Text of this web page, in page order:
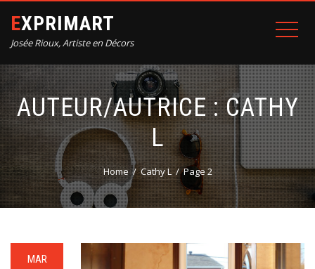
EXPRIMART
Josée Rioux, Artiste en Décors
AUTEUR/AUTRICE :CATHY
L
Home Cathy L Page 2
MAR